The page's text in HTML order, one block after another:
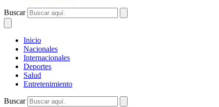
Buscar
Inicio
Nacionales
Internacionales
Deportes
Salud
Entretenimiento
Buscar